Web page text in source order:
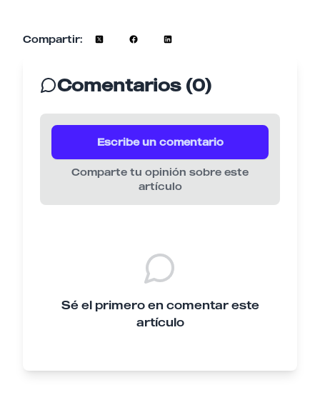
Compartir:
Comentarios (0)
Escribe un comentario
Comparte tu opinión sobre este
artículo
Sé el primero en comentar este
artículo